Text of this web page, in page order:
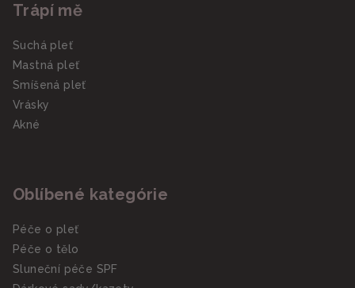
Trápí mě
Suchá pleť
Mastná pleť
Smíšená pleť
Vrásky
Akné
Oblíbené kategórie
Péče o pleť
Péče o tělo
Sluneční péče SPF